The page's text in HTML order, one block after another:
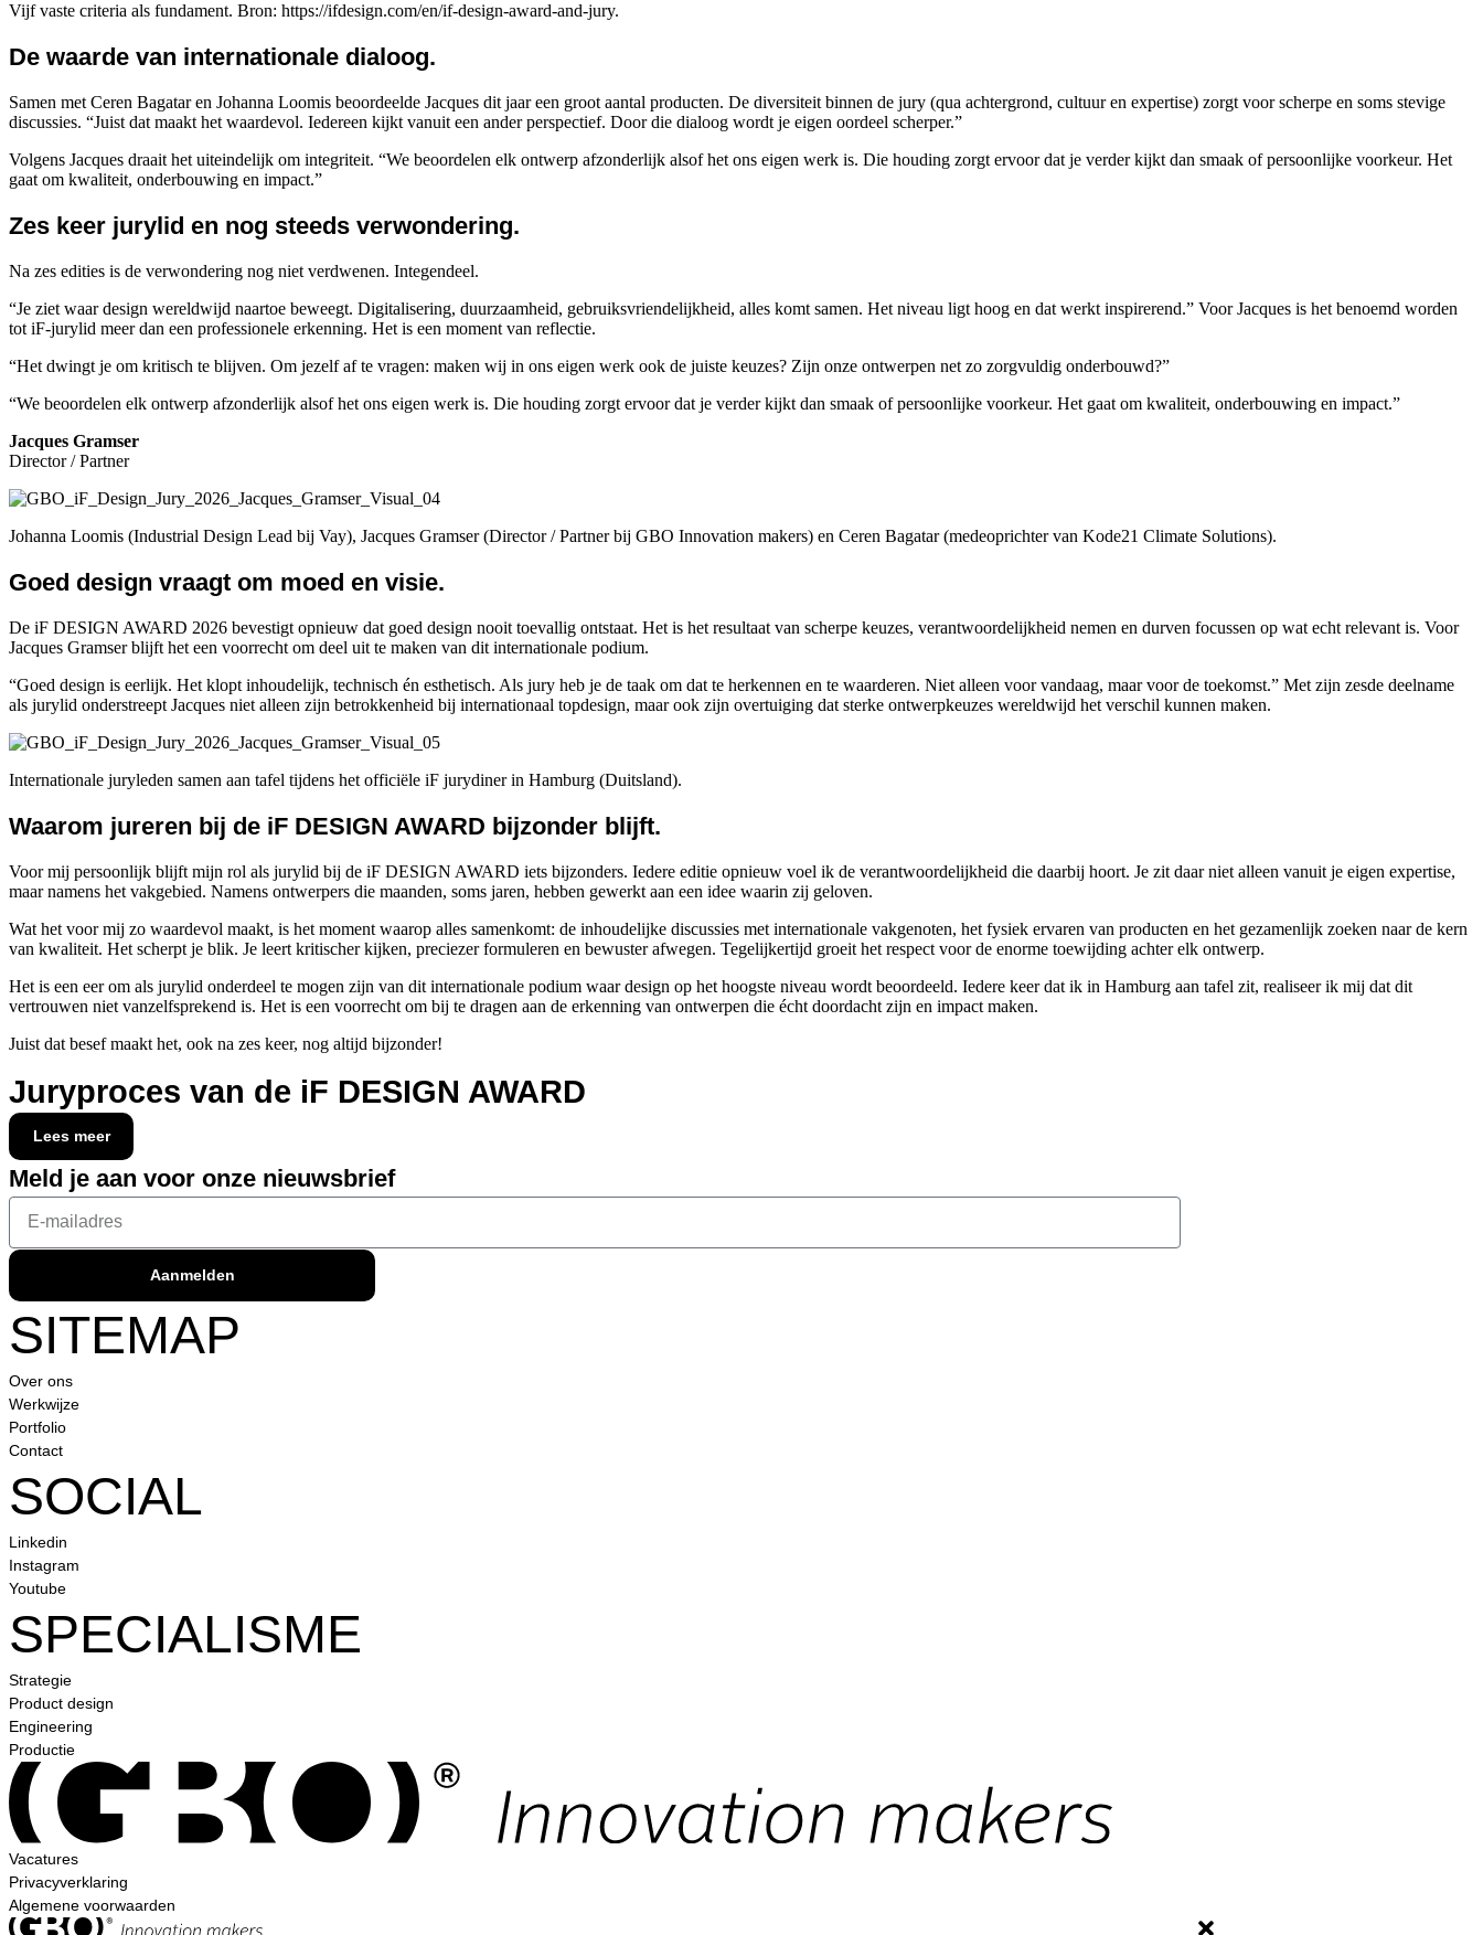
Vijf vaste criteria als fundament. Bron: https://ifdesign.com/en/if-design-award-and-jury.
De waarde van internationale dialoog.
Samen met Ceren Bagatar en Johanna Loomis beoordeelde Jacques dit jaar een groot aantal producten. De diversiteit binnen de jury (qua achtergrond, cultuur en expertise) zorgt voor scherpe en soms stevige
discussies. “Juist dat maakt het waardevol. Iedereen kijkt vanuit een ander perspectief. Door die dialoog wordt je eigen oordeel scherper.”
Volgens Jacques draait het uiteindelijk om integriteit. “We beoordelen elk ontwerp afzonderlijk alsof het ons eigen werk is. Die houding zorgt ervoor dat je verder kijkt dan smaak of persoonlijke voorkeur. Het
gaat om kwaliteit, onderbouwing en impact.”
Zes keer jurylid en nog steeds verwondering.
Na zes edities is de verwondering nog niet verdwenen. Integendeel.
“Je ziet waar design wereldwijd naartoe beweegt. Digitalisering, duurzaamheid, gebruiksvriendelijkheid, alles komt samen. Het niveau ligt hoog en dat werkt inspirerend.” Voor Jacques is het benoemd worden
tot iF-jurylid meer dan een professionele erkenning. Het is een moment van reflectie.
“Het dwingt je om kritisch te blijven. Om jezelf af te vragen: maken wij in ons eigen werk ook de juiste keuzes? Zijn onze ontwerpen net zo zorgvuldig onderbouwd?”
“We beoordelen elk ontwerp afzonderlijk alsof het ons eigen werk is. Die houding zorgt ervoor dat je verder kijkt dan smaak of persoonlijke voorkeur. Het gaat om kwaliteit, onderbouwing en impact.”
Jacques Gramser
Director / Partner
Johanna Loomis (Industrial Design Lead bij Vay), Jacques Gramser (Director / Partner bij GBO Innovation makers) en Ceren Bagatar (medeoprichter van Kode21 Climate Solutions).
Goed design vraagt om moed en visie.
De iF DESIGN AWARD 2026 bevestigt opnieuw dat goed design nooit toevallig ontstaat. Het is het resultaat van scherpe keuzes, verantwoordelijkheid nemen en durven focussen op wat echt relevant is. Voor
Jacques Gramser blijft het een voorrecht om deel uit te maken van dit internationale podium.
“Goed design is eerlijk. Het klopt inhoudelijk, technisch én esthetisch. Als jury heb je de taak om dat te herkennen en te waarderen. Niet alleen voor vandaag, maar voor de toekomst.” Met zijn zesde deelname
als jurylid onderstreept Jacques niet alleen zijn betrokkenheid bij internationaal topdesign, maar ook zijn overtuiging dat sterke ontwerpkeuzes wereldwijd het verschil kunnen maken.
Internationale juryleden samen aan tafel tijdens het officiële iF jurydiner in Hamburg (Duitsland).
Waarom jureren bij de iF DESIGN AWARD bijzonder blijft.
Voor mij persoonlijk blijft mijn rol als jurylid bij de iF DESIGN AWARD iets bijzonders. Iedere editie opnieuw voel ik de verantwoordelijkheid die daarbij hoort. Je zit daar niet alleen vanuit je eigen expertise,
maar namens het vakgebied. Namens ontwerpers die maanden, soms jaren, hebben gewerkt aan een idee waarin zij geloven.
Wat het voor mij zo waardevol maakt, is het moment waarop alles samenkomt: de inhoudelijke discussies met internationale vakgenoten, het fysiek ervaren van producten en het gezamenlijk zoeken naar de kern
van kwaliteit. Het scherpt je blik. Je leert kritischer kijken, preciezer formuleren en bewuster afwegen. Tegelijkertijd groeit het respect voor de enorme toewijding achter elk ontwerp.
Het is een eer om als jurylid onderdeel te mogen zijn van dit internationale podium waar design op het hoogste niveau wordt beoordeeld. Iedere keer dat ik in Hamburg aan tafel zit, realiseer ik mij dat dit
vertrouwen niet vanzelfsprekend is. Het is een voorrecht om bij te dragen aan de erkenning van ontwerpen die écht doordacht zijn en impact maken.
Juist dat besef maakt het, ook na zes keer, nog altijd bijzonder!
Director / partner
Jacques Gramser
Juryproces van de iF DESIGN AWARD
Lees meer
Meld je aan voor onze nieuwsbrief
Aanmelden
SITEMAP
Over ons
Werkwijze
Portfolio
Contact
SOCIAL
Linkedin
Instagram
Youtube
SPECIALISME
Strategie
Product design
Engineering
Productie
Vacatures
Privacyverklaring
Algemene voorwaarden